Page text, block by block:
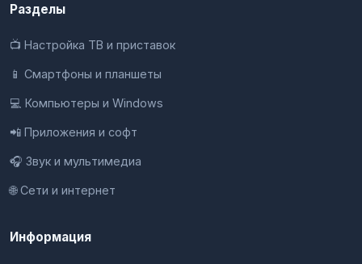
Разделы
📺 Настройка ТВ и приставок
📱 Смартфоны и планшеты
💻 Компьютеры и Windows
📲 Приложения и софт
🎧 Звук и мультимедиа
🌐 Сети и интернет
Информация